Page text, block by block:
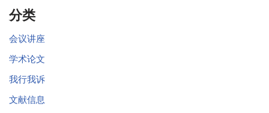
分类
会议讲座
学术论文
我行我诉
文献信息